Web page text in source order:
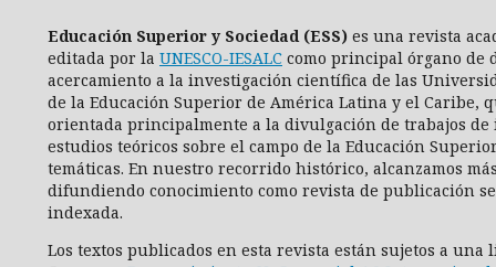
Educación Superior y Sociedad (ESS) es una revista
editada por la UNESCO-IESALC como principal órgano de
acercamiento a la investigación científica de las
de la Educación Superior de América Latina y el Caribe,
orientada principalmente a la divulgación de trabajos de
estudios teóricos sobre el campo de la Educación
temáticas. En nuestro recorrido histórico, alcanzamos
difundiendo conocimiento como revista de publicación
indexada.
Los textos publicados en esta revista están sujetos a una